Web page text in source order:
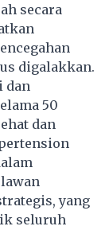
secara
digalakkan.
dan
50
dan
yang
seluruh